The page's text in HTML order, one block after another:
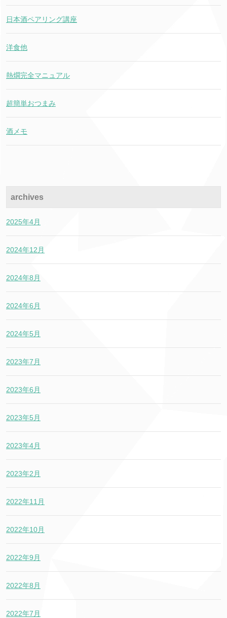
日本酒ペアリング講座
洋食他
熱燗完全マニュアル
超簡単おつまみ
酒メモ
archives
2025年4月
2024年12月
2024年8月
2024年6月
2024年5月
2023年7月
2023年6月
2023年5月
2023年4月
2023年2月
2022年11月
2022年10月
2022年9月
2022年8月
2022年7月